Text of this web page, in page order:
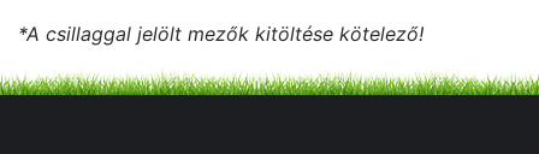
*A csillaggal jelölt mezők kitöltése kötelező!